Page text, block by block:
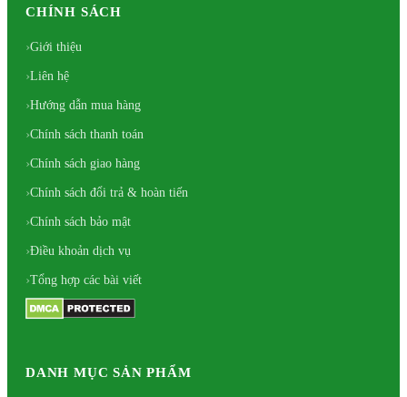
CHÍNH SÁCH
Giới thiệu
Liên hệ
Hướng dẫn mua hàng
Chính sách thanh toán
Chính sách giao hàng
Chính sách đổi trả & hoàn tiến
Chính sách bảo mật
Điều khoản dịch vụ
Tổng hợp các bài viết
DANH MỤC SẢN PHẨM